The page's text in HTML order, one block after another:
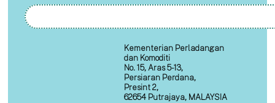
Kementerian Perladangan
dan Komoditi
No. 15, Aras 5-13,
Persiaran Perdana,
Presint 2,
62654 Putrajaya, MALAYSIA